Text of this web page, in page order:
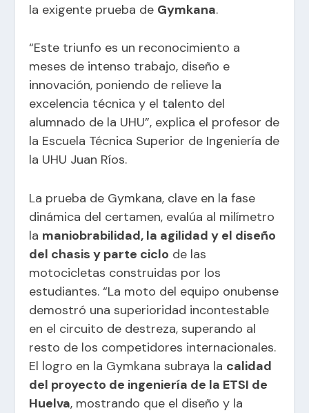
la exigente prueba de Gymkana.
“Este triunfo es un reconocimiento a
meses de intenso trabajo, diseño e
innovación, poniendo de relieve la
excelencia técnica y el talento del
alumnado de la UHU”, explica el profesor de
la Escuela Técnica Superior de Ingeniería de
la UHU Juan Ríos.
La prueba de Gymkana, clave en la fase
dinámica del certamen, evalúa al milímetro
la maniobrabilidad, la agilidad y el diseño
del chasis y parte ciclo de las
motocicletas construidas por los
estudiantes. “La moto del equipo onubense
demostró una superioridad incontestable
en el circuito de destreza, superando al
resto de los competidores internacionales.
El logro en la Gymkana subraya la calidad
del proyecto de ingeniería de la ETSI de
Huelva, mostrando que el diseño y la